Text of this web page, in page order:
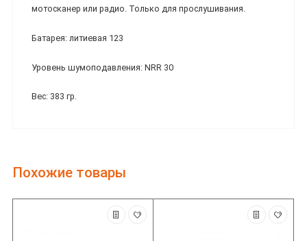
мотосканер или радио. Только для прослушивания.
Батарея: литиевая 123
Уровень шумоподавления: NRR 30
Вес: 383 гр.
Похожие товары